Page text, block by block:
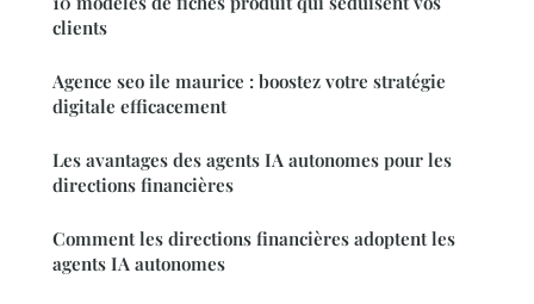
clients
Agence seo ile maurice : boostez votre stratégie
digitale efficacement
Les avantages des agents IA autonomes pour les
directions financières
Comment les directions financières adoptent les
agents IA autonomes